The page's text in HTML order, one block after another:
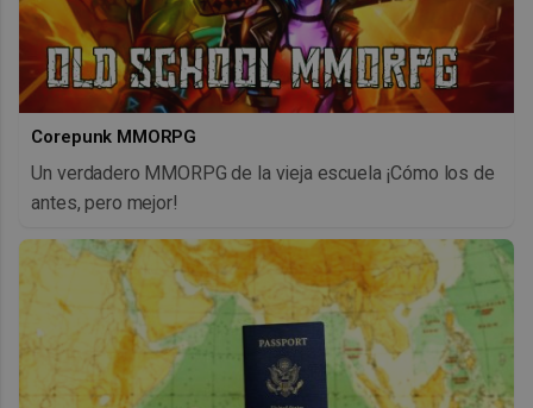
Corepunk MMORPG
Un verdadero MMORPG de la vieja escuela ¡Cómo los de
antes, pero mejor!